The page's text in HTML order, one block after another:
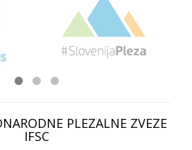
PLEZALNE ZVEZE
IFSC